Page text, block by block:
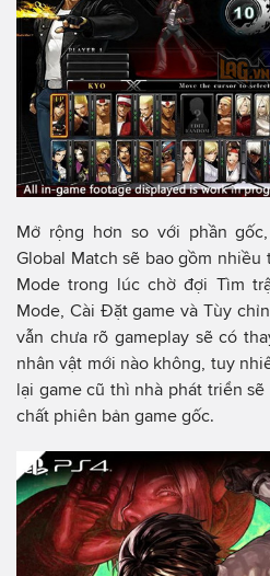
Mở rộng hơn so với phần
Global Match sẽ bao gồm
Mode trong lúc chờ đợi Tìm
Mode, Cài Đặt game và Tùy
vẫn chưa rõ gameplay sẽ có
nhân vật mới nào không, tuy
lại game cũ thì nhà phát triển
chất phiên bản game gốc.